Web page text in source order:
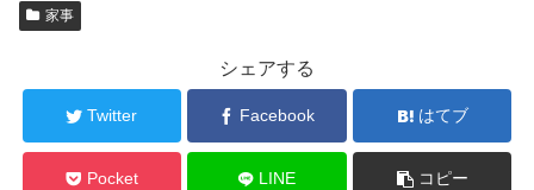
家事
シェアする
Twitter Facebook はてブ
Pocket LINE コピー